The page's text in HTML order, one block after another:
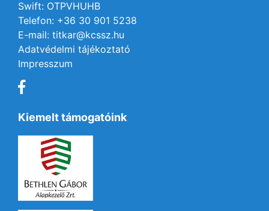
Swift: OTPVHUHB
Telefon: +36 30 901 5238
E-mail: titkar@kcssz.hu
Adatvédelmi tájékoztató
Impresszum
Kiemelt támogatóink